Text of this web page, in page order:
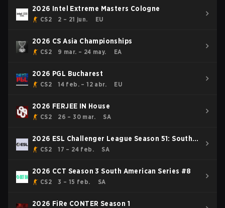
2026 Intel Extreme Masters Cologne
CS2 2 – 21 jun. EU
2026 CS Asia Championships
CS2 9 mar. – 24 may. EA
2026 PGL Bucharest
CS2 14 feb. – 12 abr. EU
2026 FERJEE IN House
CS2 26 – 30 mar. SA
2026 ESL Challenger League Season 51: South
America - Cup #1
CS2 17 – 24 feb. SA
2026 CCT Season 3 South American Series #8
CS2 3 – 15 feb. SA
2026 FiRe CONTER Season 1